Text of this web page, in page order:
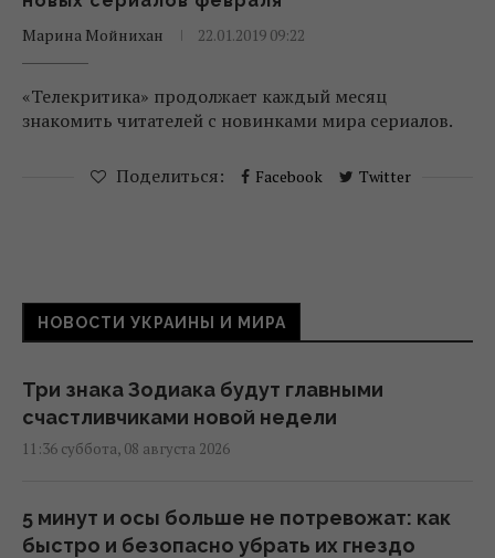
Марина Мойнихан
22.01.2019 09:22
«Телекритика» продолжает каждый месяц
знакомить читателей с новинками мира сериалов.
Поделиться: Facebook Twitter
НОВОСТИ УКРАИНЫ И МИРА
Три знака Зодиака будут главными
счастливчиками новой недели
11:36 суббота, 08 августа 2026
5 минут и осы больше не потревожат: как
быстро и безопасно убрать их гнездо